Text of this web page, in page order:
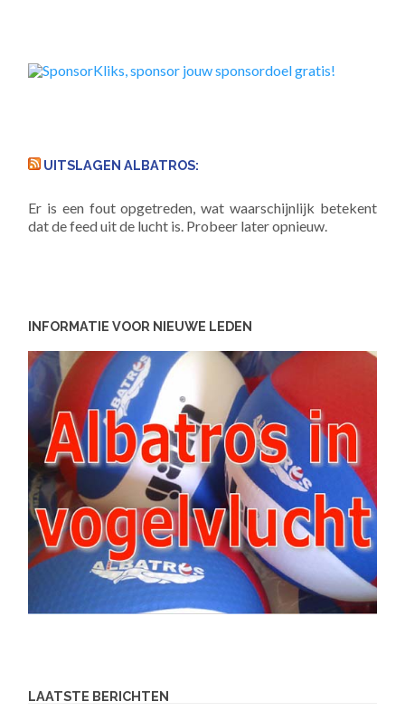
UITSLAGEN ALBATROS:
Er is een fout opgetreden, wat waarschijnlijk betekent
dat de feed uit de lucht is. Probeer later opnieuw.
INFORMATIE VOOR NIEUWE LEDEN
LAATSTE BERICHTEN